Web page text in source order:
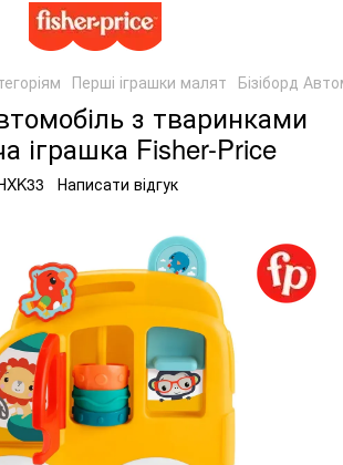
Перші іграшки малят Бізіборд
з тваринками
іграшка Fisher-Price
Написати відгук